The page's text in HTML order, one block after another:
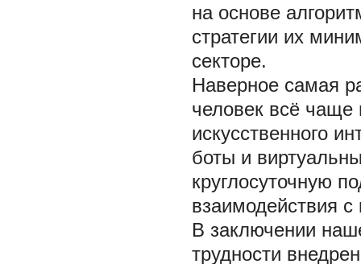
на основе
стратегии их
секторе.
Наверное самая
человек всё чаще
искусственного
боты и
круглосуточную
взаимодействия
В заключении
трудности